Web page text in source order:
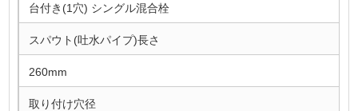
台付き(1穴) シングル混合栓
スパウト(吐水パイプ)長さ
260mm
取り付け穴径